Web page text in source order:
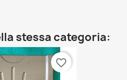
stessa categoria:
favorite_border